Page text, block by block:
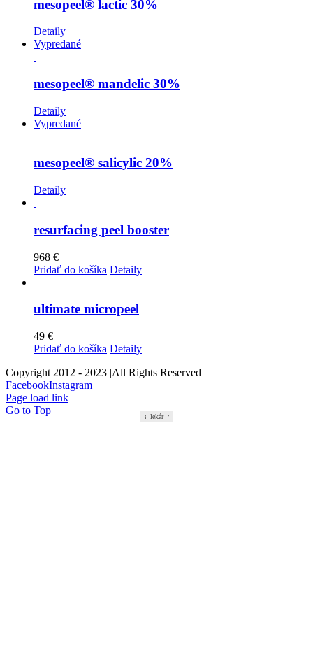
estetický
lekár
mesopeel® lactic 30%
Detaily
Vypredané
lekár
mesopeel® mandelic 30%
Detaily
Vypredané
lekár
mesopeel® salicylic 20%
Detaily
resurfacing peel booster
968 €
Pridať do košíka Detaily
ultimate micropeel
49 €
Pridať do košíka Detaily
Copyright 2012 - 2023 |All Rights Reserved
FacebookInstagram
Page load link
Go to Top